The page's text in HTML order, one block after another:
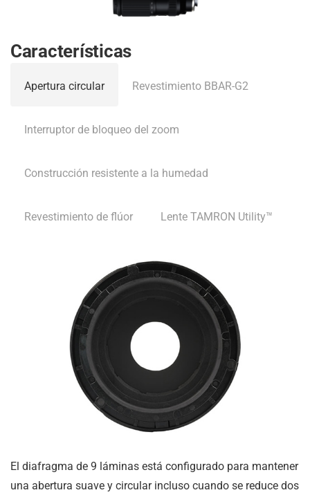
Características
Apertura circular Revestimiento BBAR-G2
Interruptor de bloqueo del zoom
Construcción resistente a la humedad
Revestimiento de flúor Lente TAMRON Utility™
El diafragma de 9 láminas está configurado para mantener
una abertura suave y circular incluso cuando se reduce dos